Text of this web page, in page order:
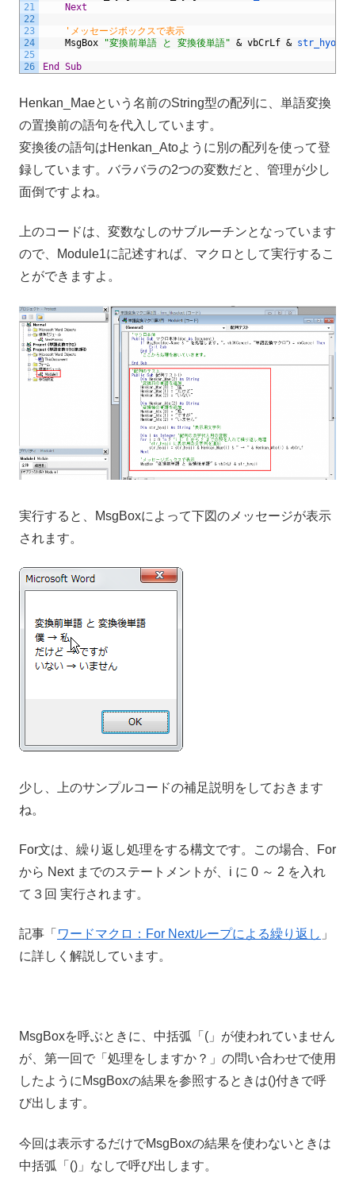
21
22
23
24
25
26
Next
'メッセージボックスで表示
MsgBox
"変換前単語 と 変換後単語" & vbCrLf & str_hyoji
End Sub
Henkan_Maeという名前のString型の配列に、単語変換
の置換前の語句を代入しています。
変換後の語句はHenkan_Atoように別の配列を使って登
録しています。バラバラの2つの変数だと、管理が少し
面倒ですよね。
上のコードは、変数なしのサブルーチンとなっています
ので、Module1に記述すれば、マクロとして実行するこ
とができますよ。
実行すると、MsgBoxによって下図のメッセージが表示
されます。
少し、上のサンプルコードの補足説明をしておきます
ね。
For文は、繰り返し処理をする構文です。この場合、For
から Next までのステートメントが、i に 0 ～ 2 を入れ
て３回 実行されます。
記事「 ワードマクロ：For Nextループによる繰り返し 」
に詳しく解説しています。
MsgBoxを呼ぶときに、中括弧「(」が使われていません
が、第一回で「処理をしますか？」の問い合わせで使用
したようにMsgBoxの結果を参照するときは()付きで呼
び出します。
今回は表示するだけでMsgBoxの結果を使わないときは
中括弧「()」なしで呼び出します。